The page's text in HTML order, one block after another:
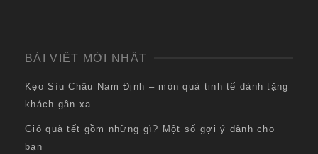
BÀI VIẾT MỚI NHẤT
Kẹo Sìu Châu Nam Định – món quà tinh tế dành tặng
khách gần xa
Giỏ quà tết gồm những gì? Một số gợi ý dành cho
bạn